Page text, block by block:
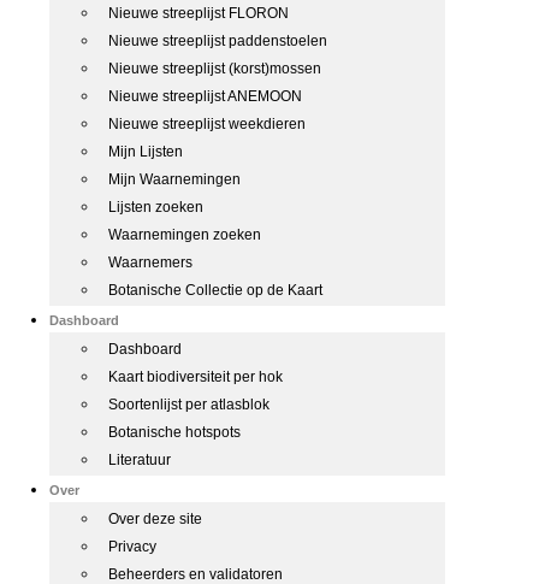
Nieuwe streeplijst FLORON
Nieuwe streeplijst paddenstoelen
Nieuwe streeplijst (korst)mossen
Nieuwe streeplijst ANEMOON
Nieuwe streeplijst weekdieren
Mijn Lijsten
Mijn Waarnemingen
Lijsten zoeken
Waarnemingen zoeken
Waarnemers
Botanische Collectie op de Kaart
Dashboard
Dashboard
Kaart biodiversiteit per hok
Soortenlijst per atlasblok
Botanische hotspots
Literatuur
Over
Over deze site
Privacy
Beheerders en validatoren